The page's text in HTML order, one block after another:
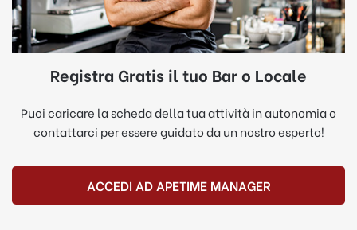
Registra Gratis il tuo Bar o Locale
Puoi caricare la scheda della tua attività in autonomia o
contattarci per essere guidato da un nostro esperto!
ACCEDI AD APETIME MANAGER